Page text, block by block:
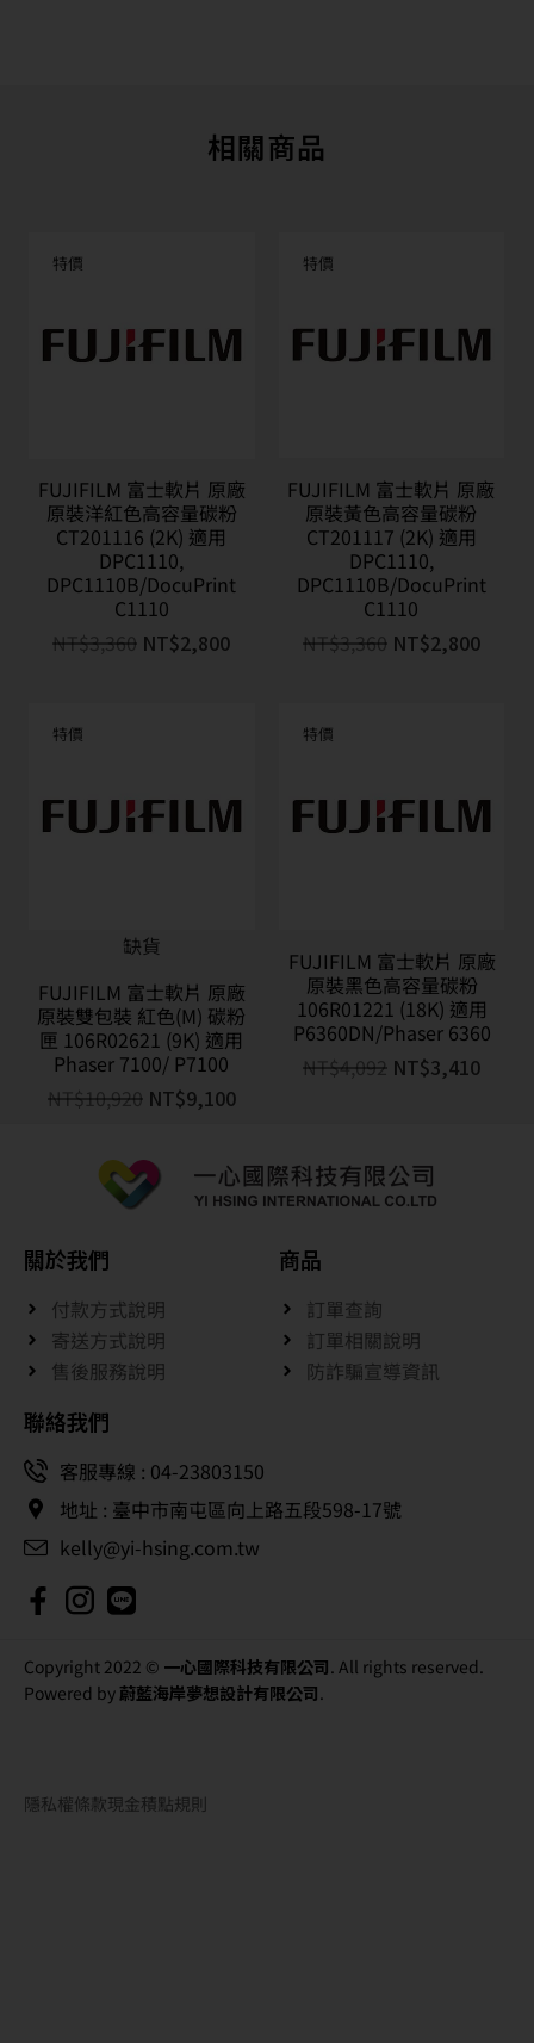
相關商品
特價
FUJIFILM 富士軟片 原廠
原裝洋紅色高容量碳粉
CT201116 (2K) 適用
DPC1110,
DPC1110B/DocuPrint
C1110
NT$3,360 NT$2,800
特價
FUJIFILM 富士軟片 原廠
原裝黃色高容量碳粉
CT201117 (2K) 適用
DPC1110,
DPC1110B/DocuPrint
C1110
NT$3,360 NT$2,800
特價
缺貨
FUJIFILM 富士軟片 原廠
原裝雙包裝 紅色(M) 碳粉
匣 106R02621 (9K) 適用
Phaser 7100/ P7100
NT$ 10,920 NT$9,100
特價
FUJIFILM 富士軟片 原廠
原裝黑色高容量碳粉
106R01221 (18K) 適用
P6360DN/Phaser 6360
NT$4,092 NT$3,410
關於我們
付款方式說明
寄送方式說明
售後服務說明
商品
訂單查詢
訂單相關說明
防詐騙宣導資訊
聯絡我們
客服專線 : 04-23803150
地址 : 臺中市南屯區向上路五段598-17號
kelly@yi-hsing.com.tw
Copyright 2022 © 一心國際科技有限公司. All rights reserved.
Powered by 蔚藍海岸夢想設計有限公司.
隱私權條款現金積點規則